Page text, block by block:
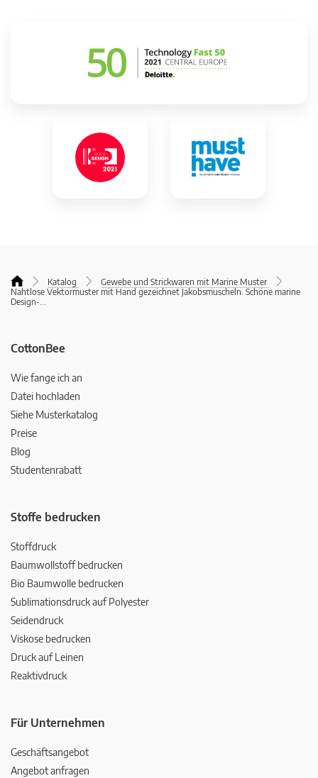
Katalog
Gewebe und Strickwaren mit Marine Muster
Nahtlose Vektormuster mit Hand gezeichnet Jakobsmuscheln. Schöne marine
Design-...
CottonBee
Wie fange ich an
Datei hochladen
Siehe Musterkatalog
Preise
Blog
Studentenrabatt
Stoffe bedrucken
Stoffdruck
Baumwollstoff bedrucken
Bio Baumwolle bedrucken
Sublimationsdruck auf Polyester
Seidendruck
Viskose bedrucken
Druck auf Leinen
Reaktivdruck
Für Unternehmen
Geschäftsangebot
Angebot anfragen